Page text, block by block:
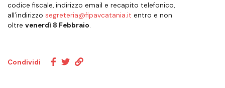
codice fiscale, indirizzo email e recapito telefonico,
all’indirizzo segreteria@fipavcatania.it entro e non
oltre venerdì 8 Febbraio.
Condividi